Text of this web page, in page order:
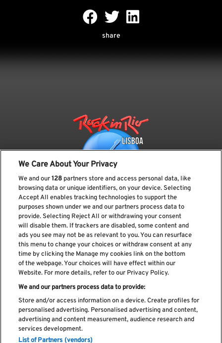
share
Subscreve a nossa newsletter
Li e aceito os Política de privacidade
Livro de Reclamações
Livro de Elogios
We Care About Your Privacy
We and our128 partners store and access personal data, like
browsing data or unique identifiers, on your device. Selecting
Accept All enables tracking technologies to support the
purposes shown under we and our partners process data to
provide. Selecting Reject All or withdrawing your consent
will disable them. If trackers are disabled, some content and
ads you see may not be as relevant to you. You can resurface
this menu to change your choices or withdraw consent at any
time by clicking the Manage my cookies link on the bottom
of the webpage. Your choices will have effect within our
Website. For more details, refer to our Privacy Policy.
We and our partners process data to provide:
Store and/or access information on a device. Create profiles for
personalised advertising. Personalised advertising and content,
advertising and content measurement, audience research and
services development.
List of Partners (vendors)